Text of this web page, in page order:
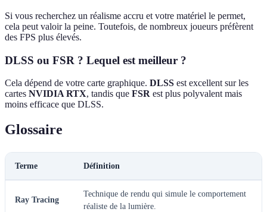
Si vous recherchez un réalisme accru et votre matériel le permet,
cela peut valoir la peine. Toutefois, de nombreux joueurs préfèrent
des FPS plus élevés.
DLSS ou FSR ? Lequel est meilleur ?
Cela dépend de votre carte graphique. DLSS est excellent sur les
cartes NVIDIA RTX, tandis que FSR est plus polyvalent mais
moins efficace que DLSS.
Glossaire
Terme Définition
Ray Tracing
Technique de rendu qui simule le comportement
réaliste de la lumière.